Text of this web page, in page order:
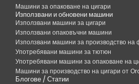
Машини за опаковане на цигари
Използвани и обновени машини
Използвани машини за цигари
Използвани опаковъчни машини
Използвани машини за производство на
Употребявани машини за тютюн
Употребявани машини за опаковане на
Машини за производство на цигари от
Блогове / Статии